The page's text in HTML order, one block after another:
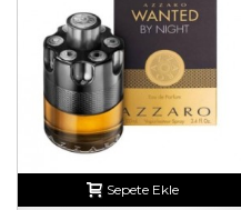
Sepete Ekle